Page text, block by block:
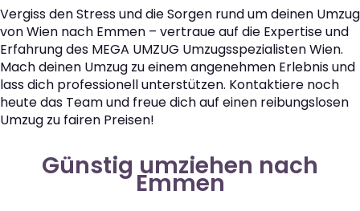
Vergiss den Stress und die Sorgen rund um deinen Umzug
von Wien nach Emmen – vertraue auf die Expertise und
Erfahrung des MEGA UMZUG Umzugsspezialisten Wien.
Mach deinen Umzug zu einem angenehmen Erlebnis und
lass dich professionell unterstützen. Kontaktiere noch
heute das Team und freue dich auf einen reibungslosen
Umzug zu fairen Preisen!
Günstig umziehen nach
Emmen